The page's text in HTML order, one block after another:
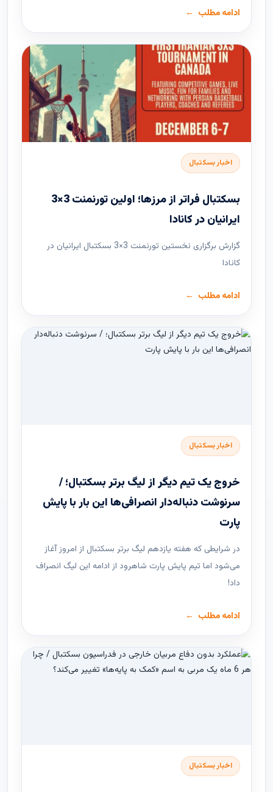
ادامه مطلب
اخبار بسکتبال
بسکتبال فراتر از مرزها؛ اولین تورنمنت 3×3
ایرانیان در کانادا
گزارش برگزاری نخستین تورنمنت 3×3 بسکتبال ایرانیان در
کانادا
ادامه مطلب
اخبار بسکتبال
خروج یک تیم دیگر از لیگ برتر بسکتبال؛ /
سرنوشت دنباله‌دار انصرافی‌ها این بار با پایش
پارت
در شرایطی که هفته یازدهم لیگ ‌برتر بسکتبال از امروز آغاز
می‌شود اما تیم پایش پارت شاهرود از ادامه این لیگ انصراف
داد!
ادامه مطلب
اخبار بسکتبال